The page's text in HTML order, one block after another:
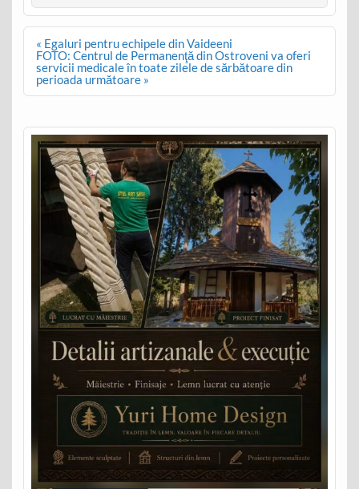
Post
navigation
« Egaluri pentru echipele din Vaideeni
FOTO: Centrul de Permanenţă din Ostroveni va oferi
servicii medicale în toate zilele de sărbătoare din
perioada următoare »